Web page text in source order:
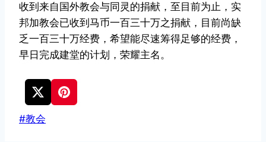
收到来自国外教会与同灵的捐献，至目前为止，实
邦加教会已收到马币一百三十万之捐献，目前尚缺
乏一百三十万经费，希望能尽速筹得足够的经费，
早日完成建堂的计划，荣耀主名。
文
#教会